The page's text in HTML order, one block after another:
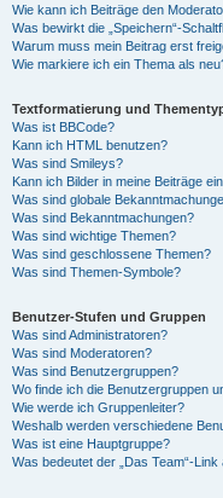
Wie kann ich Beiträge den
Was bewirkt die „Speichern“-
Warum muss mein Beitrag erst
Wie markiere ich ein Thema als
Textformatierung und
Was ist BBCode?
Kann ich HTML benutzen?
Was sind Smileys?
Kann ich Bilder in meine Beiträge
Was sind globale
Was sind Bekanntmachungen?
Was sind wichtige Themen?
Was sind geschlossene Themen?
Was sind Themen-Symbole?
Benutzer-Stufen und Gruppen
Was sind Administratoren?
Was sind Moderatoren?
Was sind Benutzergruppen?
Wo finde ich die Benutzergruppen
Wie werde ich Gruppenleiter?
Weshalb werden verschiedene
Was ist eine Hauptgruppe?
Was bedeutet der „Das Team“-